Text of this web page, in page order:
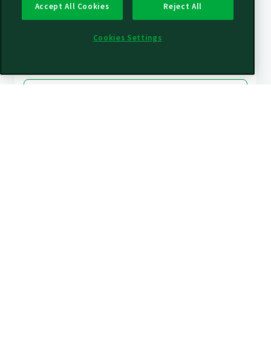
Plataforma para clientes Vorwerk
Ventajas especiales
Accept All Cookies Reject All
Cookies Settings